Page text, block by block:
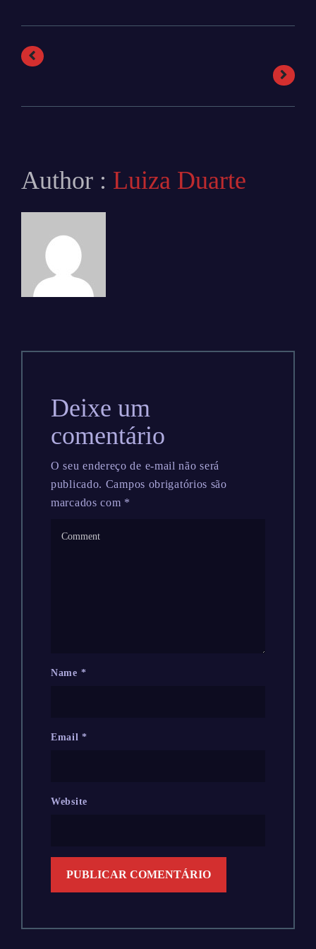
Author : Luiza Duarte
Deixe um
comentário
O seu endereço de e-mail não será
publicado. Campos obrigatórios são
marcados com *
Name *
Email*
Website